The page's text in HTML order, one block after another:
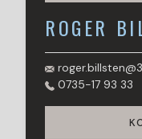
gärna om allt från
ROGER
0735-17 93 33